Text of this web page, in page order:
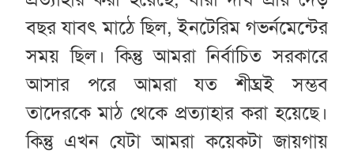
বছর যাবৎ মাঠে ছিল, ইনটেরিম গভর্নমেন্টের
সময় ছিল। কিন্তু আমরা নির্বাচিত সরকারে
আসার পরে আমরা যত শীঘ্রই সম্ভব
তাদেরকে মাঠ থেকে প্রত্যাহার করা হয়েছে।
কিন্তু এখন যেটা আমরা কয়েকটা জায়গায়